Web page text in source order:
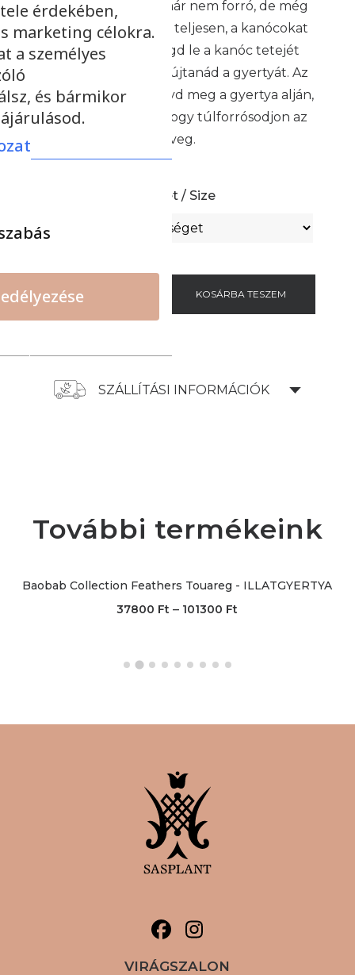
még égni. Amikor már nem forró, de még
nem szilárdult meg teljesen, a kanócokat
egyenesítsd ki. Vágd le a kanóc tetejét
mielőtt újra meggyújtanád a gyertyát. Az
utolsó pár cm-t hagyd meg a gyertya alján,
így elkerülheted, hogy túlforrósodjon az
üveg.
Méret / Size
- KOSÁRBA TESZEM
SZÁLLÍTÁSI INFORMÁCIÓK
További termékeink
Baobab Collection Feathers Touareg - ILLATGYERTYA
37800 Ft – 101300 Ft
VIRÁGSZALON
érdekében,
marketing célokra.
a személyes
és bármikor